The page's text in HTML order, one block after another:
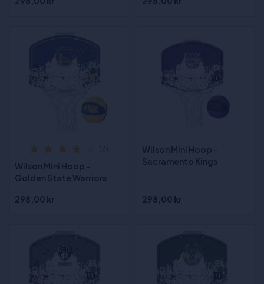
Wilson Mini Hoop -
Golden State Warriors
298,00 kr
Wilson Mini Hoop -
Sacramento Kings
298,00 kr